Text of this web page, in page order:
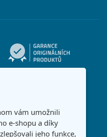
vám umožnili
e-shopu a díky
jeho funkce,